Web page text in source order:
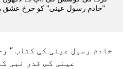
خادم رسول عینی کی کتاب ”
عینی کس قدر نبی